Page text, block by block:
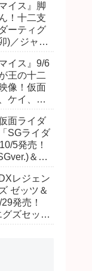
イト、ケ
バックル
イス』脚
！十二支
ーティグ
)／ジャオ
が発表！
金子隼也
イス』9/6
王の十二
像！仮面
ケイ、ヴ
丑寅卯辰
猫の14
面ライダ
SGライダ
5発売！
＆ジ
レン、デ
グズ！
レジェン
ゼッツ＆
発売！
グズセッ